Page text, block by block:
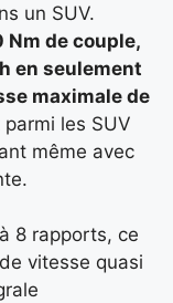
un SUV.
de couple,
en seulement
maximale de
les SUV
même avec
8 rapports, ce
vitesse quasi